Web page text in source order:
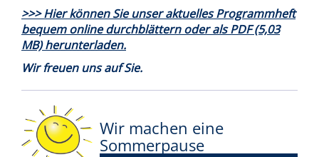
>>> Hier können Sie unser aktuelles Programmheft
bequem online durchblättern oder als PDF (5,03
MB) herunterladen.
Wir freuen uns auf Sie.
Wir machen eine
Sommerpause